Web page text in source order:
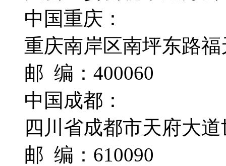
中国重庆：
重庆南岸区南坪东
邮 编：400060
中国成都：
四川省成都市天府大
邮 编：610090